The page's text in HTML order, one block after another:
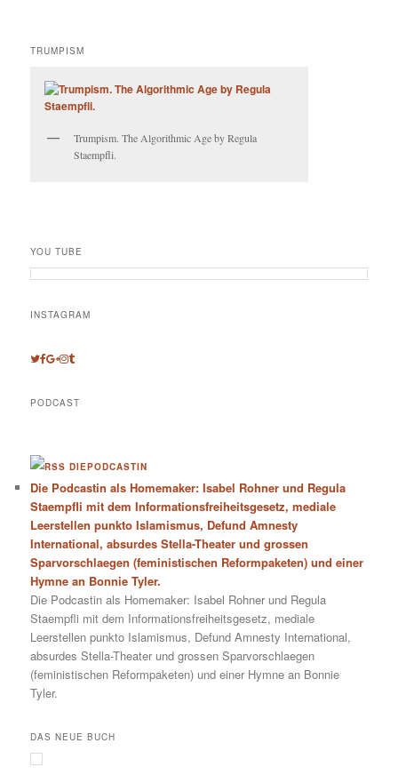
TRUMPISM
Trumpism. The Algorithmic Age by Regula
Staempfli.
YOU TUBE
INSTAGRAM
PODCAST
DIEPODCASTIN
Die Podcastin als Homemaker: Isabel Rohner und Regula
Staempfli mit dem Informationsfreiheitsgesetz, mediale
Leerstellen punkto Islamismus, Defund Amnesty
International, absurdes Stella-Theater und grossen
Sparvorschlaegen (feministischen Reformpaketen) und einer
Hymne an Bonnie Tyler.
Die Podcastin als Homemaker: Isabel Rohner und Regula
Staempfli mit dem Informationsfreiheitsgesetz, mediale
Leerstellen punkto Islamismus, Defund Amnesty International,
absurdes Stella-Theater und grossen Sparvorschlaegen
(feministischen Reformpaketen) und einer Hymne an Bonnie
Tyler.
DAS NEUE BUCH